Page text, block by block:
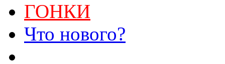
ГОНКИ
Что нового?